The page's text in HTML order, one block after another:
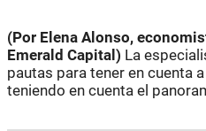
(Por Elena Alonso,
Emerald Capital) La
pautas para tener en cuenta
teniendo en cuenta el